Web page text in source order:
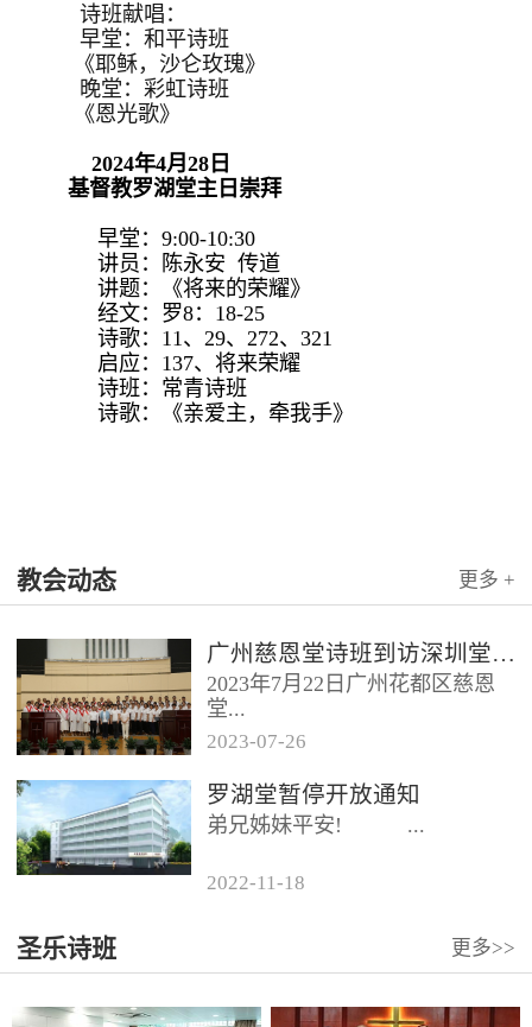
诗班献唱：
早堂：和平诗班
《耶稣，沙仑玫瑰》
晚堂：彩虹诗班
《恩光歌》
2024年4月28日
基督教罗湖堂主日崇拜
早堂：9:00-10:30
讲员：陈永安 传道
讲题：《将来的荣耀》
经文：罗8：18-25
诗歌：11、29、272、321
启应：137、将来荣耀
诗班：常青诗班
诗歌：《亲爱主，牵我手》
教会动态 更多 +
广州慈恩堂诗班到访深圳堂、和平堂
2023年7月22日广州花都区慈恩
堂...
联合诗班在叶海莲牧师的带领
下，先后到访基督教和平堂、深
圳堂。 上午和平堂教...
2023-07-26
罗湖堂暂停开放通知
弟兄姊妹平安! ...
2022-11-18
圣乐诗班 更多>>